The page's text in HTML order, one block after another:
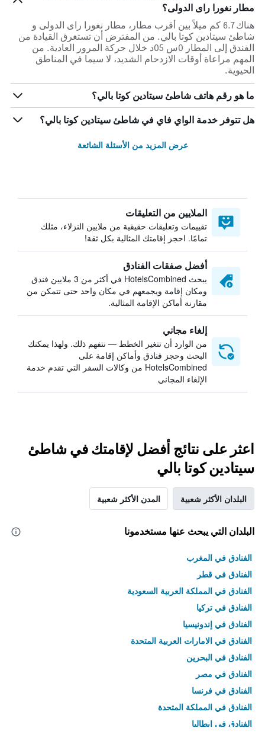
مطار نغورا راى الدولى؟
هناك 6.7 كم ميلاً بين أقرب مطار، مطار نغورا راى الدولى و
شاطئ سيتادين كوتا بالي. من المفترض أن تستغرق القيادة من
الفندق إلى المطار 0س 05د خلال حركة المرور العادية. من
المهم مراعاة أوقات الازدحام الشديد، لا سيما في المناطق
الحيوية.
ما هو رقم هاتف شاطئ سيتادين كوتا بالي؟
هل تتوفر خدمة الواي فاي في شاطئ سيتادين كوتا بالي؟
عرض المزيد من الأسئلة الشائعة
الملايين من التعليقات
تقييمات وتعليقات حقيقية من ملايين النزلاء، مثلك
تمامًا. احجز إقامتك المثالية بكل ثقة!
أفضل صفقات الفنادق
يبحث HotelsCombined في أكثر من 3 ملايين فندق
ومكان إقامة ويجمعهم في مكان واحد حتى تتمكن من
مقارنة أماكن الإقامة المثالية.
إلغاء مجاني
من الوارد أن تتغير الخطط — نتفهم ذلك. ولهذا يمكنك
البحث وحجز فنادق وأماكن إقامة على
HotelsCombined من وكالات السفر التي تقدم خدمة
الإلغاء المجاني
اعثر على نتائج أفضل لإقامتك في شاطئ
سيتادين كوتا بالي
البلدان الأكثر شعبية المدن الأكثر شعبية
البلدان التي يبحث عنها مستخدمونا
الفنادق في المغرب
الفنادق في قطر
الفنادق في المملكة العربية السعودية
الفنادق في تركيا
الفنادق في إندونيسيا
الفنادق في الامارات العربية المتحدة
الفنادق في البحرين
الفنادق في مصر
الفنادق في فرنسا
الفنادق في المملكة المتحدة
الفنادق في إيطاليا